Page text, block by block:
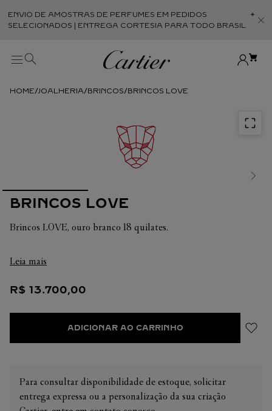
ENVIO DE AMOSTRAS DE PERFUMES EM PEDIDOS
SELECIONADOS | ENTREGA CORTESIA PARA TODO BRASIL
JOALHERIA BRINCOS BRINCOS LOVE
BRINCOS LOVE
Brincos LOVE, ouro branco 18 quilates.
valorizar a harmonia da peça. É por isso que o peso em
variações de uma criação a outra. Caso necessite de
Leia mais
R$ 13.700,00
ADICIONAR AO CARRINHO
Para consultar disponibilidade de estoque, solicitar
entrega expressa ou a personalização da sua criação